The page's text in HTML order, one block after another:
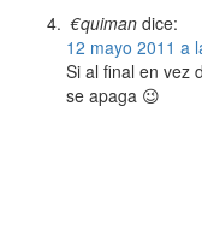
€quiman dice:
12 mayo 2011 a
Si al final en vez
se apaga 😉